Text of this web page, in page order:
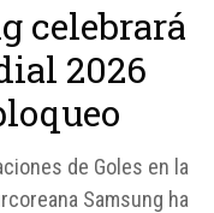
celebrará
2026
de Goles en la
Samsung ha